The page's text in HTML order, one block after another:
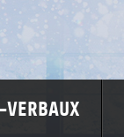
VERBAUX